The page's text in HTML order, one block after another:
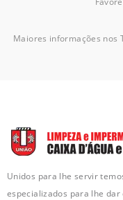
Maiores informações nos
Unidos para lhe servir
especializados para lhe